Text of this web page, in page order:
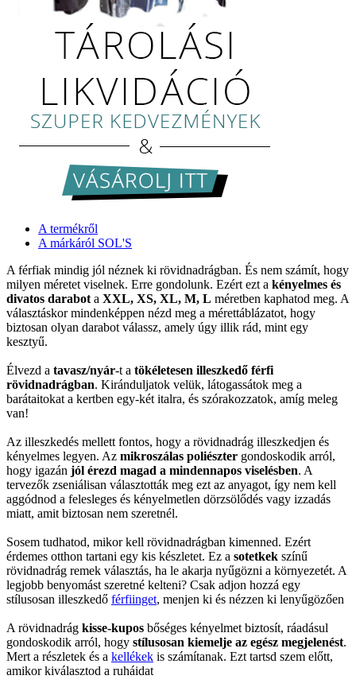
A termékről
A márkáról SOL'S
A férfiak mindig jól néznek ki rövidnadrágban. És nem számít, hogy
milyen méretet viselnek. Erre gondolunk. Ezért ezt a kényelmes és
divatos darabot a XXL, XS, XL, M, L méretben kaphatod meg. A
választáskor mindenképpen nézd meg a mérettáblázatot, hogy
biztosan olyan darabot válassz, amely úgy illik rád, mint egy
kesztyű.
Élvezd a tavasz/nyár-t a tökéletesen illeszkedő férfi
rövidnadrágban. Kiránduljatok velük, látogassátok meg a
barátaitokat a kertben egy-két italra, és szórakozzatok, amíg meleg
van!
Az illeszkedés mellett fontos, hogy a rövidnadrág illeszkedjen és
kényelmes legyen. Az mikroszálas poliészter gondoskodik arról,
hogy igazán jól érezd magad a mindennapos viselésben. A
tervezők zseniálisan választották meg ezt az anyagot, így nem kell
aggódnod a felesleges és kényelmetlen dörzsölődés vagy izzadás
miatt, amit biztosan nem szeretnél.
Sosem tudhatod, mikor kell rövidnadrágban kimenned. Ezért
érdemes otthon tartani egy kis készletet. Ez a sotetkek színű
rövidnadrág remek választás, ha le akarja nyűgözni a környezetét. A
legjobb benyomást szeretné kelteni? Csak adjon hozzá egy
stílusosan illeszkedő férfiinget, menjen ki és nézzen ki lenyűgözően
A rövidnadrág kisse-kupos bőséges kényelmet biztosít, ráadásul
gondoskodik arról, hogy stílusosan kiemelje az egész megjelenést.
Mert a részletek és a kellékek is számítanak. Ezt tartsd szem előtt,
amikor kiválasztod a ruháidat